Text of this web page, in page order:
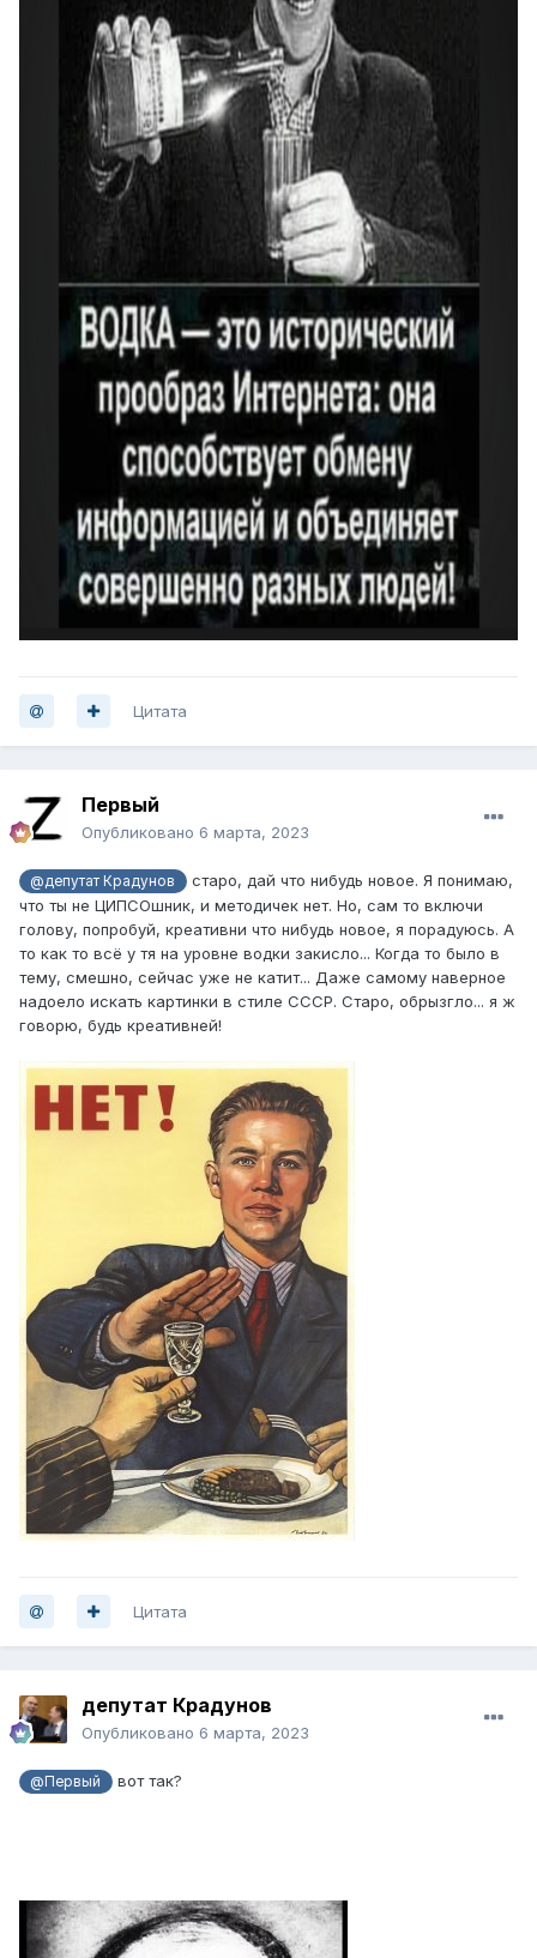
Цитата
Первый
Опубликовано 6 марта, 2023
@депутат Крадунов
старо, дай что нибудь новое. Я понимаю,
что ты не ЦИПСОшник, и методичек нет. Но, сам то включи
голову, попробуй, креативни что нибудь новое, я порадуюсь. А
то как то всё у тя на уровне водки закисло... Когда то было в
тему, смешно, сейчас уже не катит... Даже самому наверное
надоело искать картинки в стиле СССР. Старо, обрызгло... я ж
говорю, будь креативней!
Цитата
депутат Крадунов
Опубликовано 6 марта, 2023
@Первый вот так?